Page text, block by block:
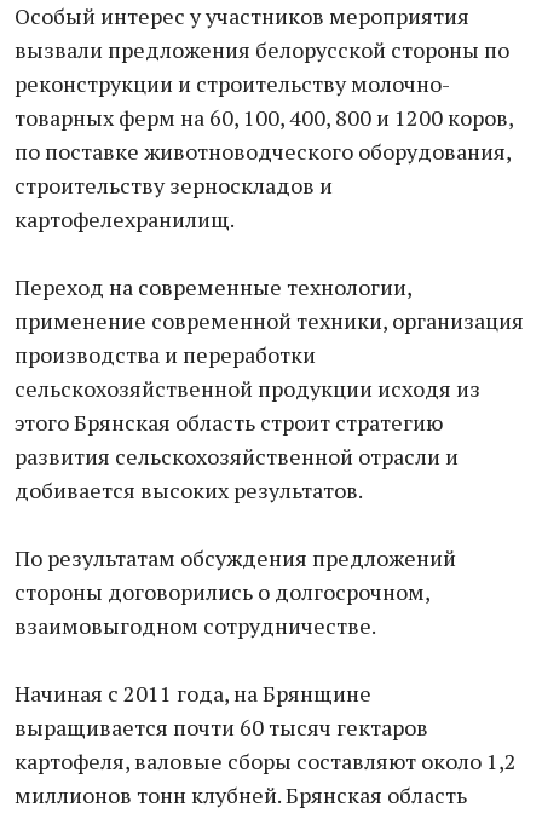
Особый интерес у участников мероприятия
вызвали предложения белорусской стороны по
реконструкции и строительству молочно-
товарных ферм на 60, 100, 400, 800 и 1200 коров,
по поставке животноводческого оборудования,
строительству зерноскладов и
картофелехранилищ.
Переход на современные технологии,
применение современной техники, организация
производства и переработки
сельскохозяйственной продукции исходя из
этого Брянская область строит стратегию
развития сельскохозяйственной отрасли и
добивается высоких результатов.
По результатам обсуждения предложений
стороны договорились о долгосрочном,
взаимовыгодном сотрудничестве.
Начиная с 2011 года, на Брянщине
выращивается почти 60 тысяч гектаров
картофеля, валовые сборы составляют около 1,2
миллионов тонн клубней. Брянская область